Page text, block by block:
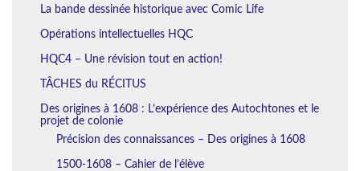
La bande dessinée historique avec Comic Life
Opérations intellectuelles HQC
HQC4 – Une révision tout en action!
TÂCHES du RÉCITUS
Des origines à 1608 : L’expérience des Autochtones et le
projet de colonie
Précision des connaissances – Des origines à 1608
1500-1608 – Cahier de l’élève